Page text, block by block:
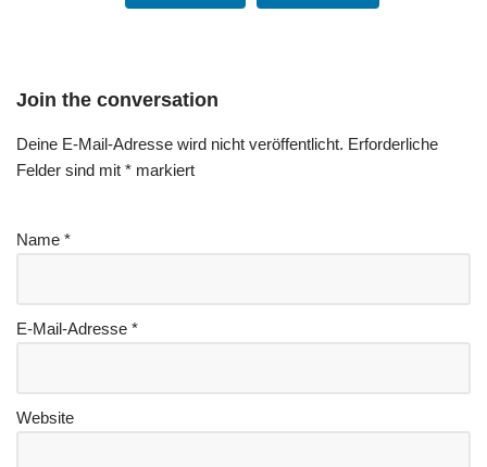
Join the conversation
Deine E-Mail-Adresse wird nicht veröffentlicht. Erforderliche
Felder sind mit * markiert
Name *
E-Mail-Adresse *
Website